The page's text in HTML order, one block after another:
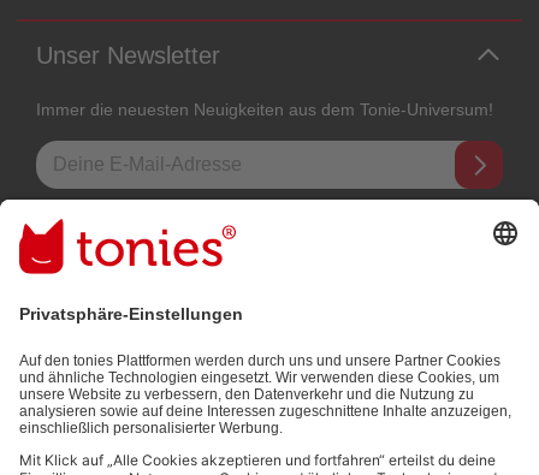
Unser Newsletter
Immer die neuesten Neuigkeiten aus dem Tonie-Universum!
E-Mail-Addresse
Mit dem Absenden abonnierst du unseren E-Mail-Newsletter, der auf
den von dir bereitgestellten Informationen (z.B. Account-informationen)
und den von dir zu Werbezwecken bereitgestellten
Datenschutzbestimmungen.
Bezahlmethoden: